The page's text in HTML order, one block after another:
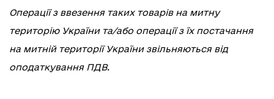
Операції з ввезення таких товарів на митну
територію України та/або операції з їх постачання
на митній території України звільняються від
оподаткування ПДВ.